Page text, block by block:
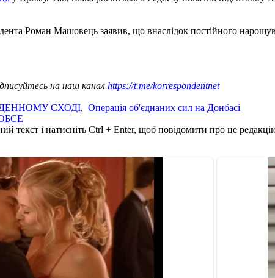
Роман Машовець заявив, що внаслідок постійного
на наш канал https://t.me/korrespondentnet
СХОДІ, Операція об'єднаних сил на Донбасі
текст і натисніть Ctrl + Enter, щоб повідомити про це